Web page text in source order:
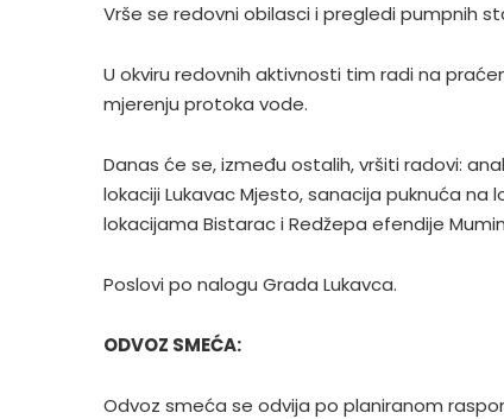
Vrše se redovni obilasci i pregledi pumpnih
U okviru redovnih aktivnosti tim radi na
mjerenju protoka vode.
Danas će se, između ostalih, vršiti radovi:
lokaciji Lukavac Mjesto, sanacija puknuća
lokacijama Bistarac i Redžepa efendije
Poslovi po nalogu Grada Lukavca.
ODVOZ SMEĆA:
Odvoz smeća se odvija po planiranom